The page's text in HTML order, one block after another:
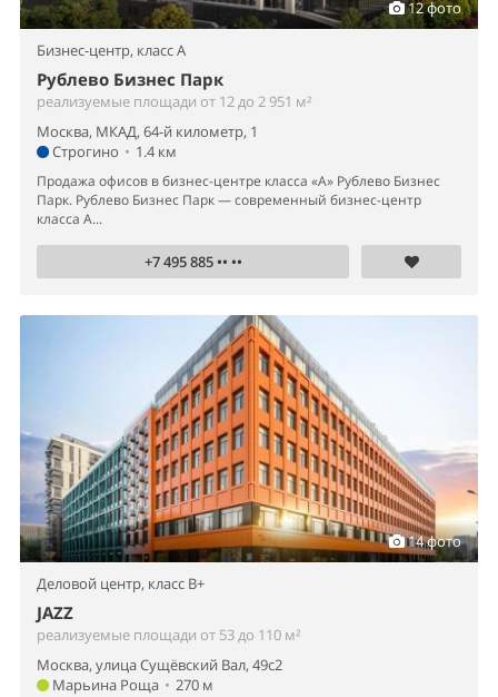
12 фото
Бизнес-центр, класс A
Рублево Бизнес Парк
реализуемые площади от 12 до 2 951 м²
Москва, МКАД, 64-й километр, 1
Строгино • 1.4 км
Продажа офисов в бизнес-центре класса «А» Рублево Бизнес
Парк. Рублево Бизнес Парк — современный бизнес-центр
класса А...
+7 495 885 •• ••
14 фото
Деловой центр, класс B+
JAZZ
реализуемые площади от 53 до 110 м²
Москва, улица Сущёвский Вал, 49с2
Марьина Роща • 270 м